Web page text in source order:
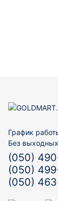
График
Без
(050)
(050)
(050)